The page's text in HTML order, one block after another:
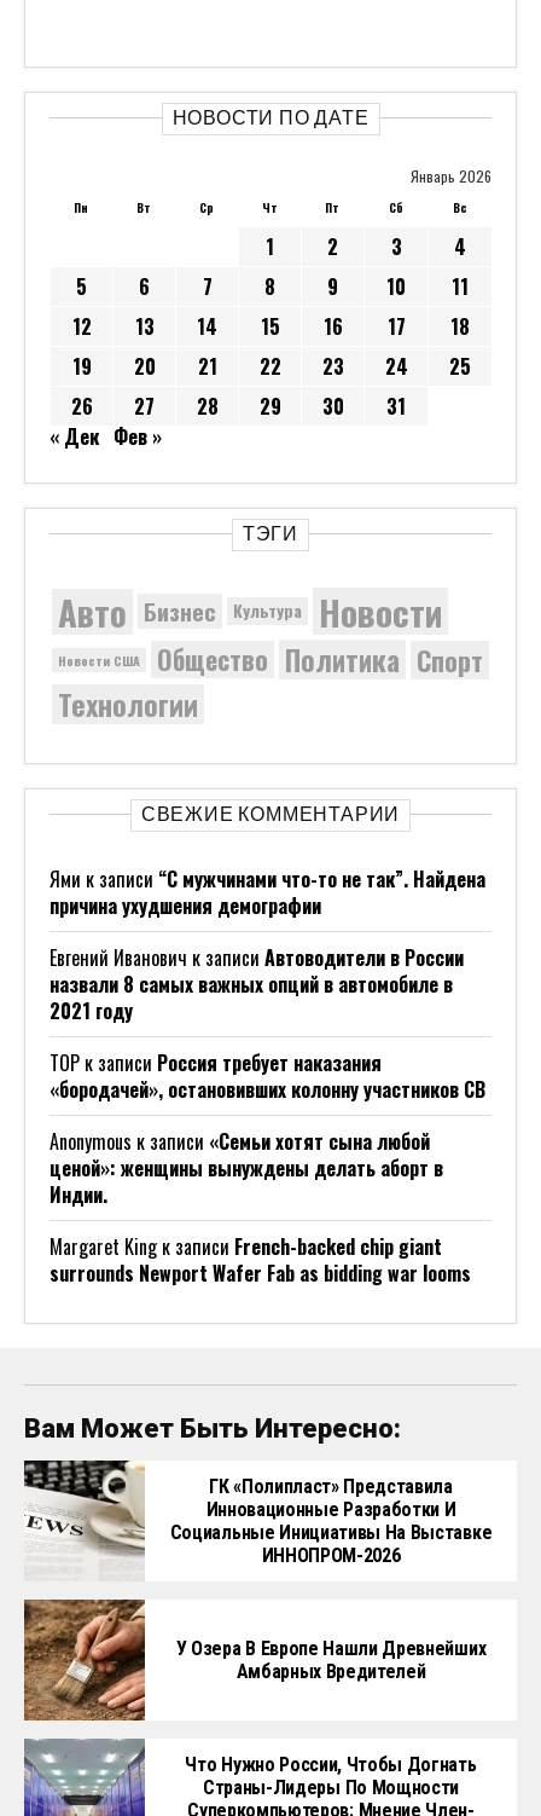
НОВОСТИ ПО ДАТЕ
Январь 2026
Пн Вт Ср Чт Пт Сб Вс
1 2 3
4
5
6 7 8 9 10
11
12
13 14 15 16 17
18
19
20 21 22 23 24
25
26
27 28 29 30
31
« Дек Фев »
ТЭГИ
Авто Бизнес Культура Новости
Новости США Общество Политика Спорт
Технологии
СВЕЖИЕ КОММЕНТАРИИ
Ями к записи “С мужчинами что-то не так”. Найдена
причина ухудшения демографии
Евгений Иванович к записи Автоводители в России
назвали 8 самых важных опций в автомобиле в
2021 году
ТОР к записи Россия требует наказания
«бородачей», остановивших колонну участников СВ
Anonymous к записи «Семьи хотят сына любой
ценой»: женщины вынуждены делать аборт в
Индии.
Margaret Kingк записи French-backed chip giant
surrounds Newport Wafer Fab as bidding war looms
Вам Может Быть Интересно:
ГК «Полипласт» Представила
Инновационные Разработки И
Социальные Инициативы На Выставке
ИННОПРОМ-2026
У Озера В Европе Нашли Древнейших
Амбарных Вредителей
Что Нужно России, Чтобы Догнать
Страны-Лидеры По Мощности
Суперкомпьютеров: Мнение Член-